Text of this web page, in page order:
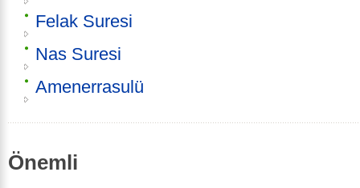
Felak Suresi
Nas Suresi
Amenerrasulü
Önemli